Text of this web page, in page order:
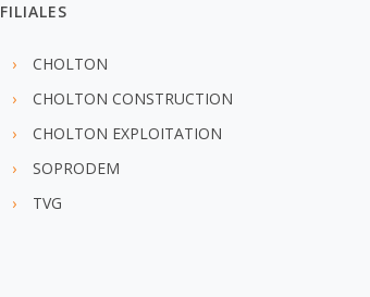
FILIALES
CHOLTON
CHOLTON CONSTRUCTION
CHOLTON EXPLOITATION
SOPRODEM
TVG